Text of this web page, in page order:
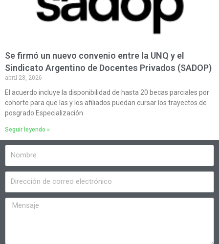
Se firmó un nuevo convenio entre la UNQ y el
Sindicato Argentino de Docentes Privados (SADOP)
abril 28, 2026
El acuerdo incluye la disponibilidad de hasta 20 becas parciales por
cohorte para que las y los afiliados puedan cursar los trayectos de
posgrado Especialización
Seguir leyendo »